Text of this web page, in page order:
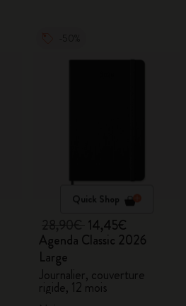
Quick Shop
14,45€
Agenda Classic 2026
Large
Journalier, couverture
rigide, 12 mois